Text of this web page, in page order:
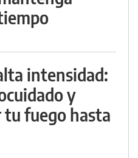
intensidad:
y
tu fuego hasta